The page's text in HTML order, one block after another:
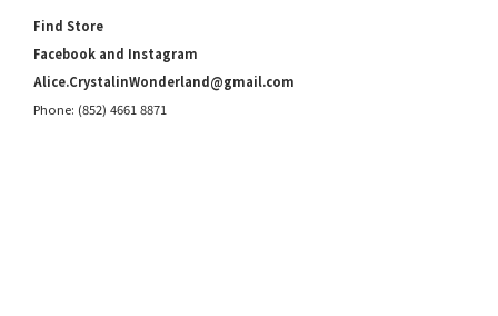
Find Store
Facebook and Instagram
Alice.CrystalinWonderland@gmail.com
Phone: (852) 4661 8871